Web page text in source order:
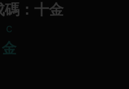
碼：十金
c
金